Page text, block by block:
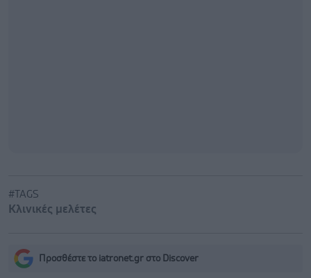
#TAGS
Κλινικές μελέτες
Προσθέστε το iatronet.gr στο Discover